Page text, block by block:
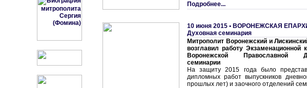
Подробнее...
10 июня 2015 • ВОРОНЕЖСКАЯ
Духовная семинария
Митрополит Воронежский и
возглавил работу Экзаменационной
Воронежской Православной
семинарии
На защиту 2015 года было
дипломных работ выпускников
прошлых лет) и заочного отделений